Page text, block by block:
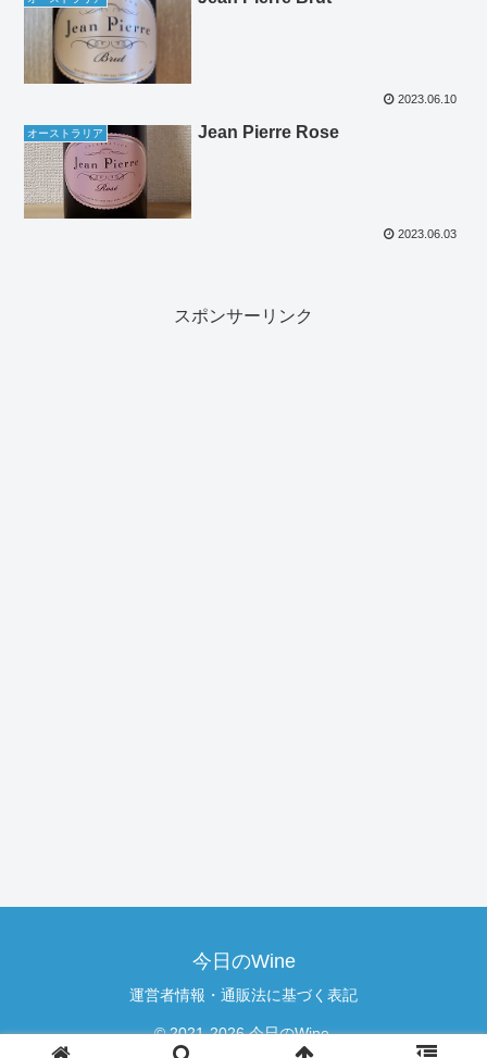
2023.06.10
オーストラリア Jean Pierre Rose
2023.06.03
スポンサーリンク
今日のWine
運営者情報・通販法に基づく表記
© 2021-2026 今日のWine.